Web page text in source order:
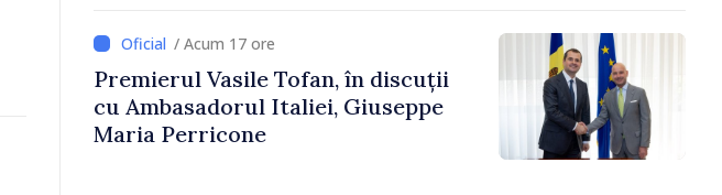
/ Acum 17 ore
Premierul Vasile Tofan, în discuții
cu Ambasadorul Italiei, Giuseppe
Maria Perricone